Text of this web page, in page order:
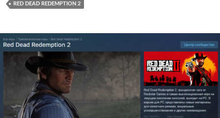
RED DEAD REDEMPTION 2